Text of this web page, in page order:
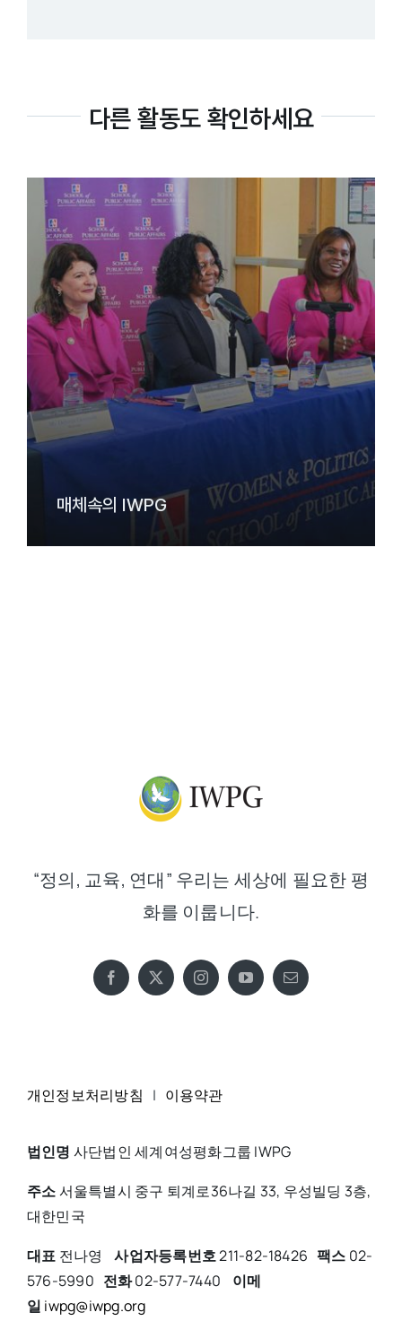
다른 활동도 확인하세요
매체속의 IWPG
“정의, 교육, 연대” 우리는 세상에 필요한 평
화를 이룹니다.
개인정보처리방침 | 이용약관
법인명 사단법인 세계여성평화그룹 IWPG
주소서울특별시 중구 퇴계로36나길 33, 우성빌딩 3층,
대한민국
대표 전나영사업자등록번호211-82-18426 팩스 02-
576-5990 전화02-577-7440 이메
일 iwpg@iwpg.org